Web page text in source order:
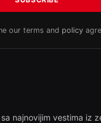
our terms and policy
najnovijim vestima iz